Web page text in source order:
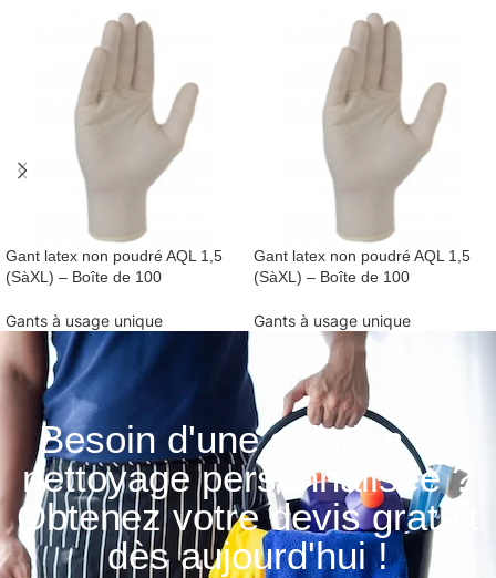
Gant latex non poudré AQL 1,5
(SàXL) – Boîte de 100
Gants à usage unique
Gant latex non poudré AQL 1,5
(SàXL) – Boîte de 100
Gants à usage unique
Besoin d'une solution de
nettoyage personnalisée ?
Obtenez votre devis gratuit
dès aujourd'hui !